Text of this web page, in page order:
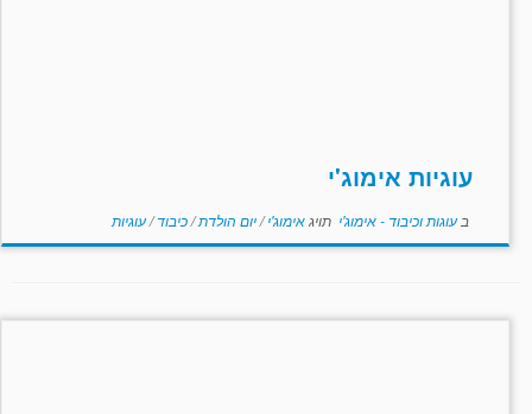
עוגיות אימוג'י
ב עוגות וכיבוד - אימוג'י תויגאימוג'י/יום הולדת/כיבוד/עוגיות